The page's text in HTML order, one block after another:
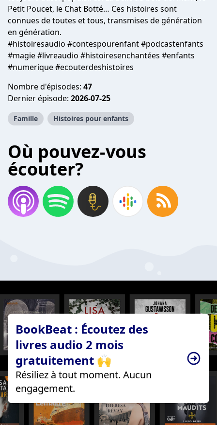
Petit Poucet, le Chat Botté… Ces histoires sont
connues de toutes et tous, transmises de génération
en génération.
#histoiresaudio #contespourenfant #podcastenfants
#magie #livreaudio #histoiresenchantées #enfants
#numerique #ecouterdeshistoires
Nombre d'épisodes: 47
Dernier épisode: 2026-07-25
Famille Histoires pour enfants
Où pouvez-vous
écouter?
BookBeat : Écoutez des
livres audio 2 mois
gratuitement 🙌
Résiliez à tout moment. Aucun
engagement.